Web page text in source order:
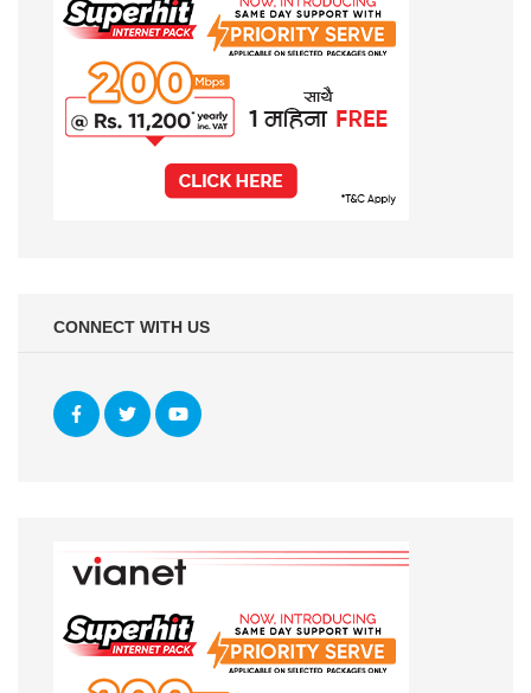
CONNECT WITH US